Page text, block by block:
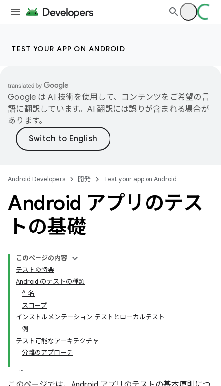
TEST YOUR APP ON ANDROID
Google は AI 技術を使用して、コンテンツをご希望の言
語に翻訳しています。AI 翻訳には誤りが含まれる場合が
あります。
Android Developers 開発 Test your app on Android
Android アプリのテス
トの基礎
このページの内容
テストの特典
Android のテストの種類
件名
スコープ
インストルメンテーション テストとローカルテスト
例
テスト可能なアーキテクチャ
分離のアプローチ